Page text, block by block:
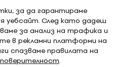
за да гарантираме
уебсайт. След като дадеш
за анализ на трафика и
в рекламни платформи на
спазваме правилата на
.